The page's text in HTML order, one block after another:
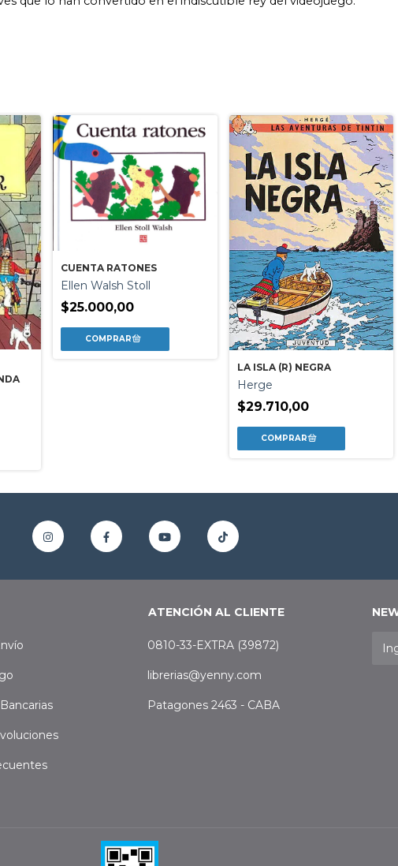
CUENTA RATONES
Ellen Walsh Stoll
$25.000,00
LA ISLA (R) NEGRA
Herge
$29.710,00
ATENCIÓN AL CLIENTE
0810-33-EXTRA (39872)
librerias@yenny.com
Patagones 2463 - CABA